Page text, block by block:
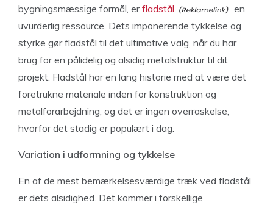
bygningsmæssige formål, erfladstål
en
uvurderlig ressource. Dets imponerende tykkelse og
styrke gør fladstål til det ultimative valg, når du har
brug for en pålidelig og alsidig metalstruktur til dit
projekt. Fladstål har en lang historie med at være det
foretrukne materiale inden for konstruktion og
metalforarbejdning, og det er ingen overraskelse,
hvorfor det stadig er populært i dag.
Variation i udformning og tykkelse
En af de mest bemærkelsesværdige træk ved fladstål
er dets alsidighed. Det kommer i forskellige